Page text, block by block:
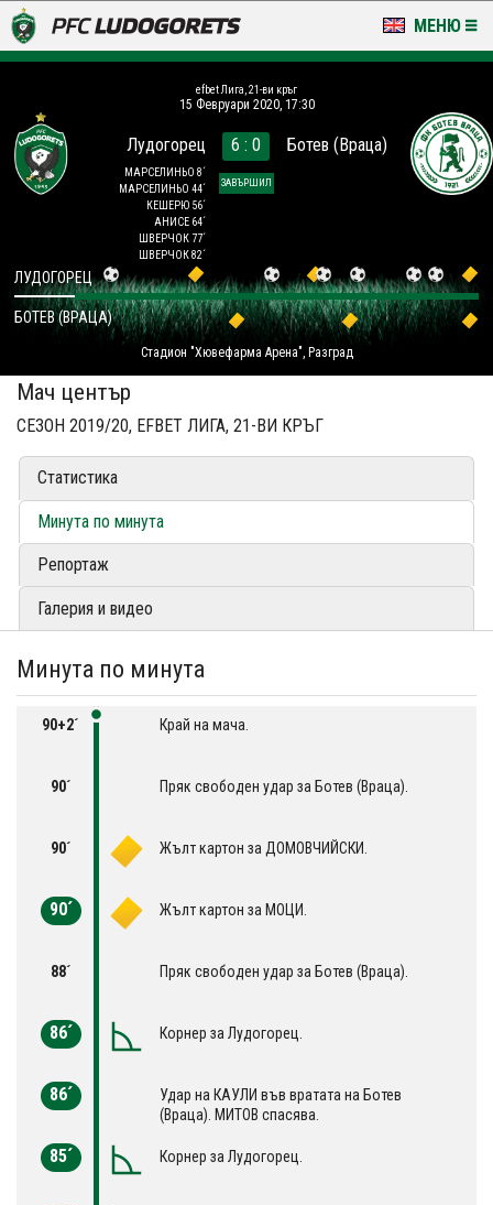
МЕНЮ
LUDOGORETS TV
НА ТЕРЕНА
КЛУБ
ЗА ФЕНОВЕ
efbet Лига, 21-ви кръг
15 Февруари 2020, 17:30
Лудогорец
МАРСЕЛИНЬО 8´
МАРСЕЛИНЬО 44´
КЕШЕРЮ 56´
АНИСЕ 64´
ШВЕРЧОК 77´
ШВЕРЧОК 82´
6 : 0
ЗАВЪРШИЛ
Ботев (Враца)
Стадион "Хювефарма Арена", Разград
ЛУДОГОРЕЦ
БОТЕВ (ВРАЦА)
Мач център
СЕЗОН 2019/20, EFBET ЛИГА, 21-ВИ КРЪГ
Статистика
Минута по минута
Репортаж
Галерия и видео
Минута по минута
90+2´ Край на мача.
90´ Пряк свободен удар за Ботев (Враца).
90´ Жълт картон за ДОМОВЧИЙСКИ.
90´ Жълт картон за МОЦИ.
88´ Пряк свободен удар за Ботев (Враца).
86´ Корнер за Лудогорец.
86´
Удар на КАУЛИ във вратата на Ботев
(Враца). МИТОВ спасява.
85´ Корнер за Лудогорец.